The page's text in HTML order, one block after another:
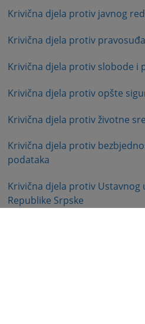
Krivična djela protiv javnog
Krivična djela protiv pravosuđa
Krivična djela protiv slobode i
Krivična djela protiv opšte
Krivična djela protiv životne
Krivična djela protiv
podataka
Krivična djela protiv Ustavnog
Republike Srpske